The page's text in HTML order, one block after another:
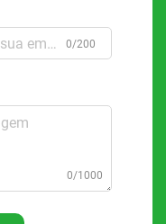
0/200
0/1000